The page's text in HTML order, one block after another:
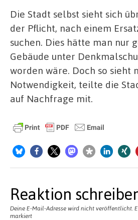
Die Stadt selbst sieht sich
der Pflicht, nach einem
suchen. Dies hätte man nur
Gebäude unter
worden wäre. Doch so sieht
Notwendigkeit, teilte die
auf Nachfrage mit.
Reaktion
Deine E-Mail-Adresse wird nicht veröffentlicht.
markiert